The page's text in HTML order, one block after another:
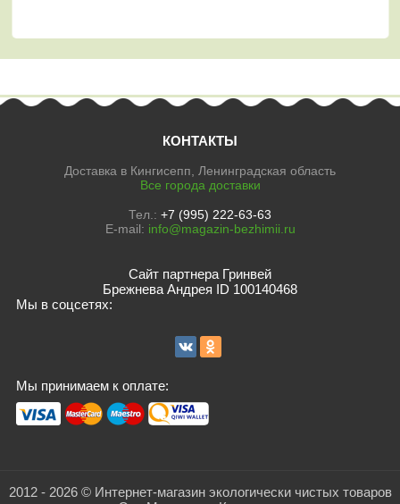
КОНТАКТЫ
Доставка в Кингисепп, Ленинградская область
Все города доставки
Тел.: +7 (995) 222-63-63
E-mail: info@magazin-bezhimii.ru
Сайт партнера Гринвей
Брежнева Андрея ID 100140468
Мы в соцсетях:
Мы принимаем к оплате:
2012 - 2026 © Интернет-магазин экологически чистых товаров